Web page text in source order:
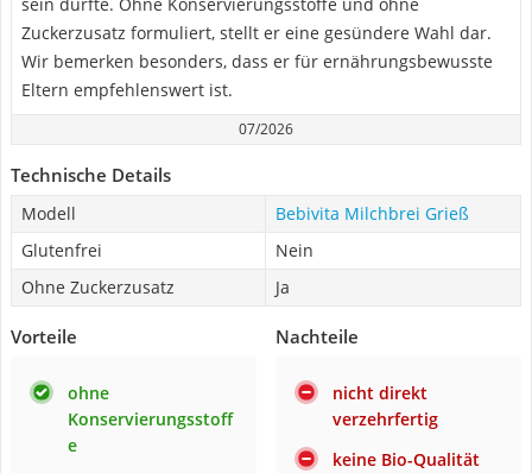
Zuckerzusatz formuliert, stellt er eine gesündere Wahl dar.
Wir bemerken besonders, dass er für ernährungsbewusste
Eltern empfehlenswert ist.
07/2026
Technische Details
Modell
Bebivita Milchbrei Grieß
Glutenfrei
Nein
Ohne Zuckerzusatz
Ja
Vorteile
ohne
Konservierungsstoff
e
Nachteile
nicht direkt
verzehrfertig
keine Bio-Qualität